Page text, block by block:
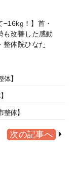
−16kg！】首・
も改善した感動
整体院ひなた
】
体】
次の記事へ